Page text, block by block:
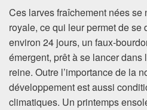
Ces larves fraîchement nées se
royale, ce qui leur permet de
environ 24 jours, un faux-
émergent, prêt à se lancer
reine. Outre l’importance de la
développement est aussi
climatiques. Un printemps